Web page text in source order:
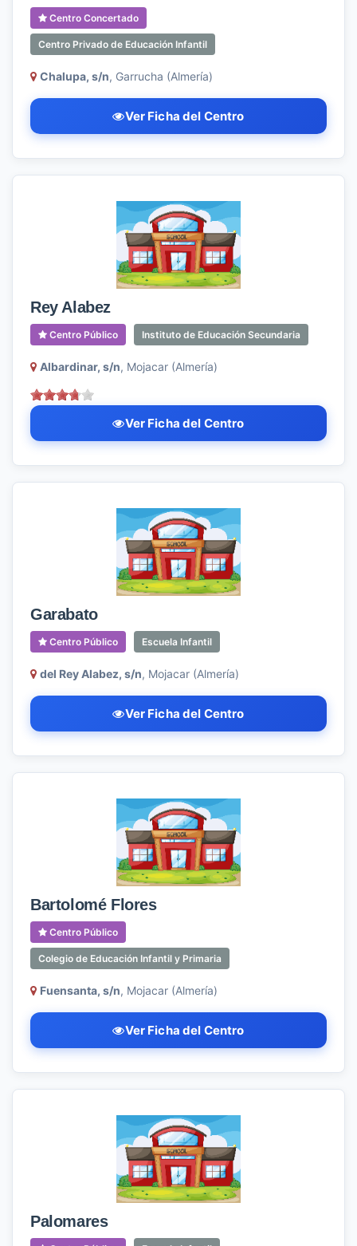
Centro Concertado
Centro Privado de Educación Infantil
Chalupa, s/n, Garrucha (Almería)
Ver Ficha del Centro
Rey Alabez
Centro Público Instituto de Educación Secundaria
Albardinar, s/n, Mojacar (Almería)
Ver Ficha del Centro
Garabato
Centro Público Escuela Infantil
del Rey Alabez, s/n, Mojacar (Almería)
Ver Ficha del Centro
Bartolomé Flores
Centro Público
Colegio de Educación Infantil y Primaria
Fuensanta, s/n, Mojacar (Almería)
Ver Ficha del Centro
Palomares